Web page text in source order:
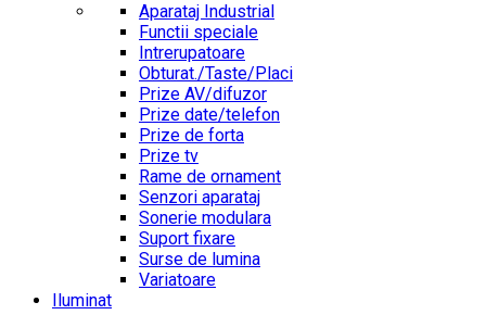
Aparataj Industrial
Functii speciale
Intrerupatoare
Obturat./Taste/Placi
Prize AV/difuzor
Prize date/telefon
Prize de forta
Prize tv
Rame de ornament
Senzori aparataj
Sonerie modulara
Suport fixare
Surse de lumina
Variatoare
Iluminat